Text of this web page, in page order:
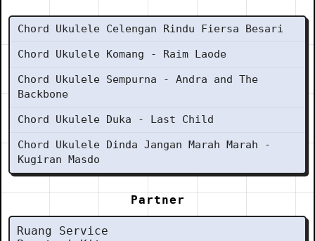
Chord Ukulele Celengan Rindu Fiersa Besari
Chord Ukulele Komang - Raim Laode
Chord Ukulele Sempurna - Andra and The
Backbone
Chord Ukulele Duka - Last Child
Chord Ukulele Dinda Jangan Marah Marah -
Kugiran Masdo
Partner
Ruang Service